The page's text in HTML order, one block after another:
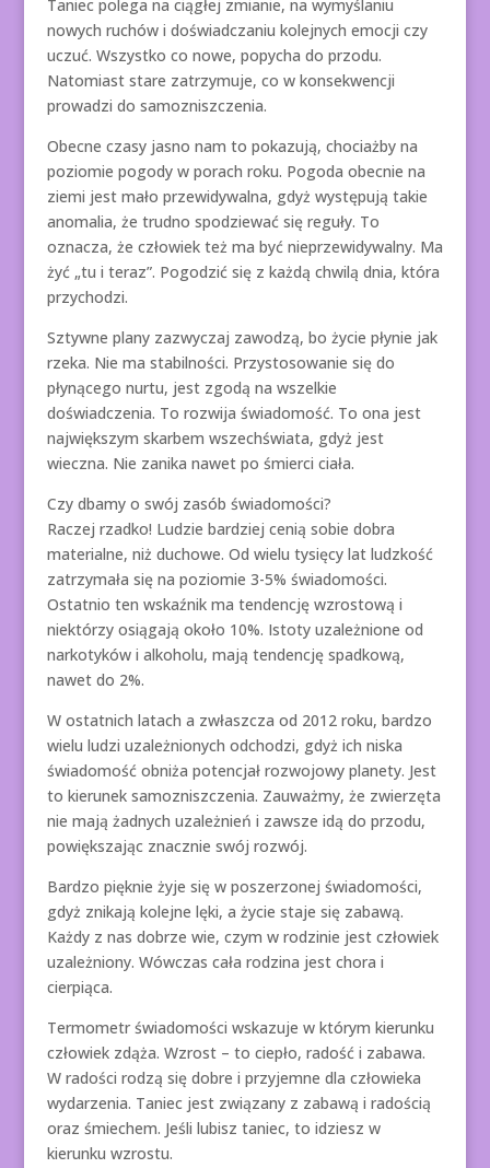
Taniec polega na ciągłej zmianie, na wymyślaniu
nowych ruchów i doświadczaniu kolejnych emocji czy
uczuć. Wszystko co nowe, popycha do przodu.
Natomiast stare zatrzymuje, co w konsekwencji
prowadzi do samozniszczenia.
Obecne czasy jasno nam to pokazują, chociażby na
poziomie pogody w porach roku. Pogoda obecnie na
ziemi jest mało przewidywalna, gdyż występują takie
anomalia, że trudno spodziewać się reguły. To
oznacza, że człowiek też ma być nieprzewidywalny. Ma
żyć „tu i teraz”. Pogodzić się z każdą chwilą dnia, która
przychodzi.
Sztywne plany zazwyczaj zawodzą, bo życie płynie jak
rzeka. Nie ma stabilności. Przystosowanie się do
płynącego nurtu, jest zgodą na wszelkie
doświadczenia. To rozwija świadomość. To ona jest
największym skarbem wszechświata, gdyż jest
wieczna. Nie zanika nawet po śmierci ciała.
Czy dbamy o swój zasób świadomości?
Raczej rzadko! Ludzie bardziej cenią sobie dobra
materialne, niż duchowe. Od wielu tysięcy lat ludzkość
zatrzymała się na poziomie 3-5% świadomości.
Ostatnio ten wskaźnik ma tendencję wzrostową i
niektórzy osiągają około 10%. Istoty uzależnione od
narkotyków i alkoholu, mają tendencję spadkową,
nawet do 2%.
W ostatnich latach a zwłaszcza od 2012 roku, bardzo
wielu ludzi uzależnionych odchodzi, gdyż ich niska
świadomość obniża potencjał rozwojowy planety. Jest
to kierunek samozniszczenia. Zauważmy, że zwierzęta
nie mają żadnych uzależnień i zawsze idą do przodu,
powiększając znacznie swój rozwój.
Bardzo pięknie żyje się w poszerzonej świadomości,
gdyż znikają kolejne lęki, a życie staje się zabawą.
Każdy z nas dobrze wie, czym w rodzinie jest człowiek
uzależniony. Wówczas cała rodzina jest chora i
cierpiąca.
Termometr świadomości wskazuje w którym kierunku
człowiek zdąża. Wzrost – to ciepło, radość i zabawa.
W radości rodzą się dobre i przyjemne dla człowieka
wydarzenia. Taniec jest związany z zabawą i radością
oraz śmiechem. Jeśli lubisz taniec, to idziesz w
kierunku wzrostu.